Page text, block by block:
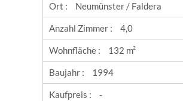
Ort : Neumünster / Faldera
Anzahl Zimmer : 4,0
Wohnfläche : 132 m²
Baujahr : 1994
Kaufpreis : -